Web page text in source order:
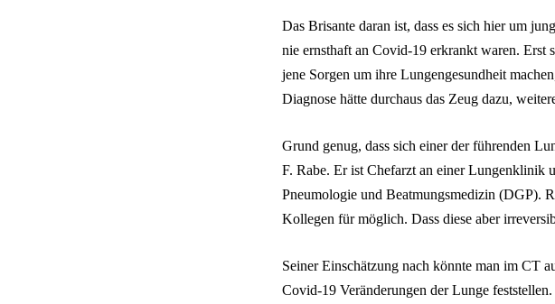
Das Brisante daran ist, dass es sich hier um
nie ernsthaft an Covid-19 erkrankt waren. Erst
jene Sorgen um ihre Lungengesundheit
Diagnose hätte durchaus das Zeug dazu,
Grund genug, dass sich einer der führenden
F. Rabe. Er ist Chefarzt an einer Lungenklinik
Pneumologie und Beatmungsmedizin (DGP).
Kollegen für möglich. Dass diese aber
Seiner Einschätzung nach könnte man im CT
Covid-19 Veränderungen der Lunge